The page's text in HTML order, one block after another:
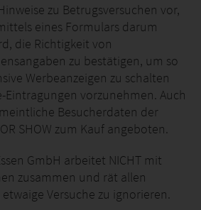
zu Betrugsversuchen vor,
eines Formulars darum
die Richtigkeit von
zu bestätigen, um so
Werbeanzeigen zu schalten
Eintragungen vorzunehmen. Auch
Besucherdaten der
SHOW zum Kauf angeboten.
GmbH arbeitet NICHT mit
zusammen und rät allen
Versuche zu ignorieren.